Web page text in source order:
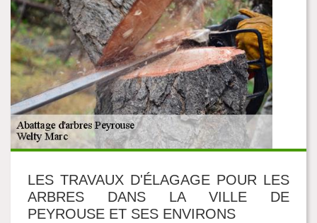
LES TRAVAUX D'ÉLAGAGE POUR LES
ARBRES DANS LA VILLE DE
PEYROUSE ET SES ENVIRONS